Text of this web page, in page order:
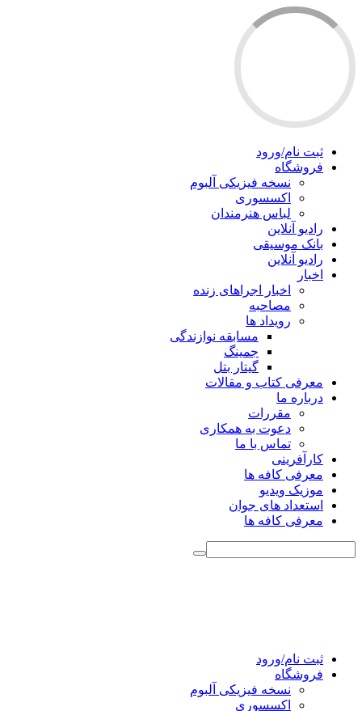
ثبت نام/ورود
فروشگاه
نسخه فیزیکی آلبوم
اکسسوری
لباس هنرمندان
رادیو آنلاین
بانک موسیقی
رادیو آنلاین
اخبار
اخبار اجراهای زنده
مصاحبه
رویداد ها
مسابقه نوازندگی
جمینگ
گیتار بتل
معرفی کتاب و مقالات
درباره ما
مقررات
دعوت به همکاری
تماس با ما
کارآفرینی
معرفی کافه ها
موزیک ویدیو
استعداد های جوان
معرفی کافه ها
ثبت نام/ورود
فروشگاه
نسخه فیزیکی آلبوم
اکسسوری